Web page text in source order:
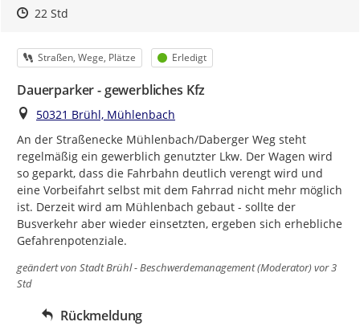
Zeitpunkt des Erstellens
Zeitpunkt des Erstellens
22 StdZur Äußerung
Kategorie
Straßen, Wege, Plätze Status
Erledigt
Dauerparker - gewerbliches Kfz
Ort
50321 Brühl, Mühlenbach
An der Straßenecke Mühlenbach/Daberger Weg steht
regelmäßig ein gewerblich genutzter Lkw. Der Wagen wird
so geparkt, dass die Fahrbahn deutlich verengt wird und
eine Vorbeifahrt selbst mit dem Fahrrad nicht mehr möglich
ist. Derzeit wird am Mühlenbach gebaut - sollte der
Busverkehr aber wieder einsetzten, ergeben sich erhebliche
Gefahrenpotenziale.
geändert von Stadt Brühl - Beschwerdemanagement (Moderator)vor 3
Std
Rückmeldung